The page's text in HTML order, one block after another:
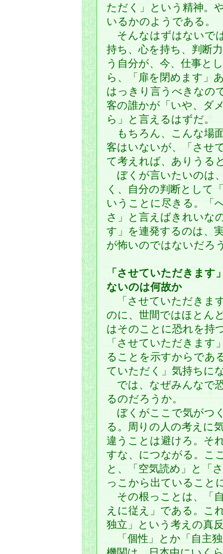
ただく」という精神。
いるかのようである。
そんなはずはないで
持ち、心を持ち、判断
う自分が、今、仕事と
ら、「扉を閉めます」
はっきり言うべきなの
客の誰かが「いや、ダ
ら」と言えるはずだ。
もちろん、こんな場
客はいないが、「させ
て考えれば、ありうる
ぼくが言いたいのは
く、自分の判断として
いうことに尽きる。「
さ」と言えばきれいな
す」を連発するのは、
が怖いのではないだろ
「させていただきます
ないのは何故か
「させていただきま
のに、世間ではほとん
はそのことに恐れを持
「させていただきます
ることを示すからであ
ていただく」気持ちに
では、なぜみんなで
るのだろうか。
ぼくがここで気がつ
る。周りの人の考えに
違うことは避けろ。そ
すな、につながる。こ
と、「空気読め」と「
っこから出ていること
その根っことは、「
えに従え」である。こ
独立」という考えの真
「個性」とか「自主